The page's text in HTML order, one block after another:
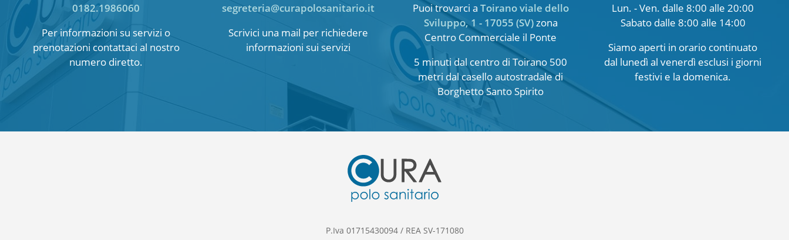
0182.1986060
Per informazioni su servizi o
prenotazioni contattaci al nostro
numero diretto.
segreteria@curapolosanitario.it
Scrivici una mail per richiedere
informazioni sui servizi
Puoi trovarci a Toirano viale dello
Sviluppo, 1 - 17055 (SV)zona
Centro Commerciale il Ponte
5 minuti dal centro di Toirano 500
metri dal casello autostradale di
Borghetto Santo Spirito
Lun. - Ven. dalle 8:00 alle 20:00
Sabato dalle 8:00 alle 14:00
Siamo aperti in orario continuato
dal lunedì al venerdì esclusi i giorni
festivi e la domenica.
P.Iva 01715430094 / REA SV-171080